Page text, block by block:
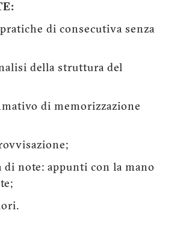
di consecutiva senza
della struttura del
di memorizzazione
di note: appunti con la mano